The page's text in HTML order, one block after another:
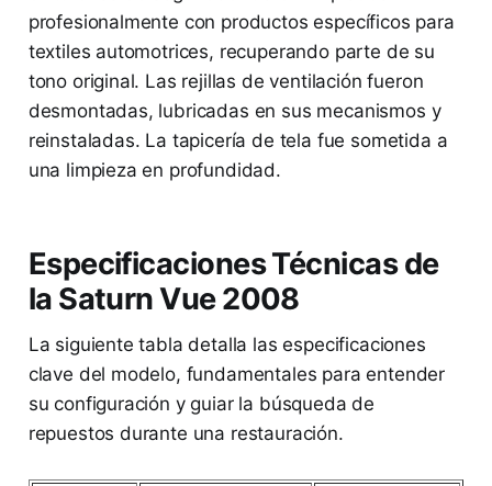
profesionalmente con productos específicos para
textiles automotrices, recuperando parte de su
tono original. Las rejillas de ventilación fueron
desmontadas, lubricadas en sus mecanismos y
reinstaladas. La tapicería de tela fue sometida a
una limpieza en profundidad.
Especificaciones Técnicas de
la Saturn Vue 2008
La siguiente tabla detalla las especificaciones
clave del modelo, fundamentales para entender
su configuración y guiar la búsqueda de
repuestos durante una restauración.